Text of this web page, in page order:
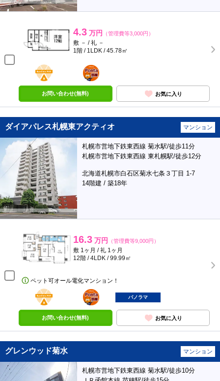
4.3 万円 （管理費等3,000円）
敷 － / 礼 －
1階 / 1LDK / 45.78㎡
BunChinPAY
ポンタ
部屋
お問い合わせ(無料) お気に入り
ダイアパレス札幌東アクティオ マンション
札幌市営地下鉄東西線 菊水駅/徒歩11分
札幌市営地下鉄東西線 東札幌駅/徒歩12分
北海道札幌市白石区菊水七条３丁目 1-7
14階建 / 築18年
16.3 万円 （管理費等9,000円）
敷 1ヶ月 / 礼 1ヶ月
12階 / 4LDK / 99.99㎡
ペット可オール電化マンション！
BunChinPAY
ポンタ
部屋
パノラマ
お問い合わせ(無料) お気に入り
グレンウッド菊水 マンション
札幌市営地下鉄東西線 菊水駅/徒歩10分